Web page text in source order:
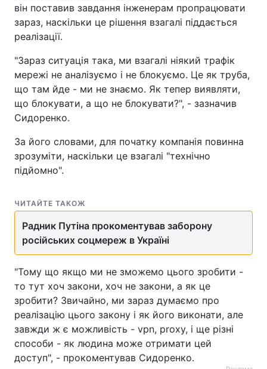
він поставив завдання інженерам пропрацювати
зараз, наскільки це рішення взагалі піддається
реалізації.
"Зараз ситуація така, ми взагалі ніякий трафік
мережі не аналізуємо і не блокуємо. Це як труба,
що там йде - ми не знаємо. Як тепер виявляти,
що блокувати, а що не блокувати?", - зазначив
Сидоренко.
За його словами, для початку компанія повинна
зрозуміти, наскільки це взагалі "технічно
підйомно".
ЧИТАЙТЕ ТАКОЖ
Радник Путіна прокоментував заборону
російських соцмереж в Україні
"Тому що якщо ми не зможемо цього зробити -
то тут хоч закони, хоч не закони, а як це
зробити? Звичайно, ми зараз думаємо про
реалізацію цього закону і як його виконати, але
завжди ж є можливість - vpn, proxy, і ще різні
способи - як людина може отримати цей
доступ", - прокоментував Сидоренко.